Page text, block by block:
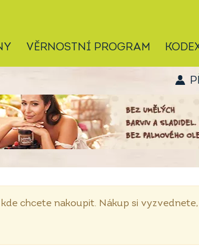
VĚRNOSTNÍ PROGRAM
chcete nakoupit. Nákup si